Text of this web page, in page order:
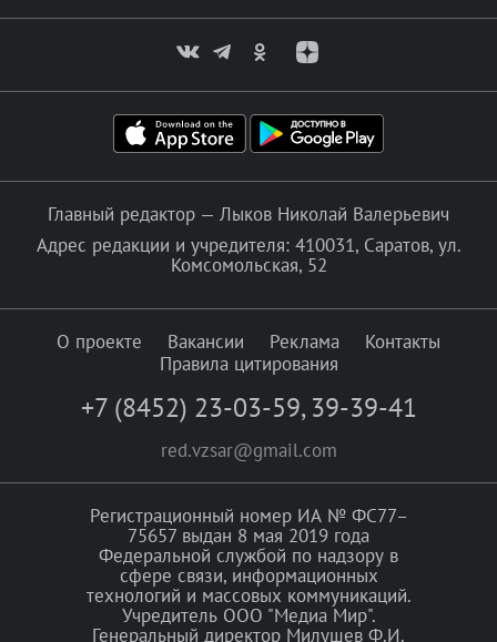
Главный редактор — Лыков Николай Валерьевич
Адрес редакции и учредителя: 410031, Саратов, ул.
Комсомольская, 52
О проекте Вакансии Реклама
Контакты
Правила цитирования
+7 (8452) 23-03-59, 39-39-41
red.vzsar@gmail.com
Регистрационный номер ИА № ФС77–
75657 выдан 8 мая 2019 года
Федеральной службой по надзору в
сфере связи, информационных
технологий и массовых коммуникаций.
Учредитель ООО "Медиа Мир".
Генеральный директор Милушев Ф.И.